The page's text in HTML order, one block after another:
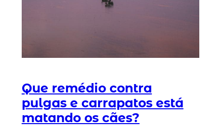
Que remédio contra
pulgas e carrapatos está
matando os cães?